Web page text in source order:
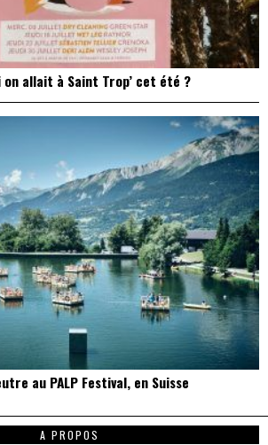
on allait à Saint Trop’ cet été ?
au PALP Festival, en Suisse
A PROPOS